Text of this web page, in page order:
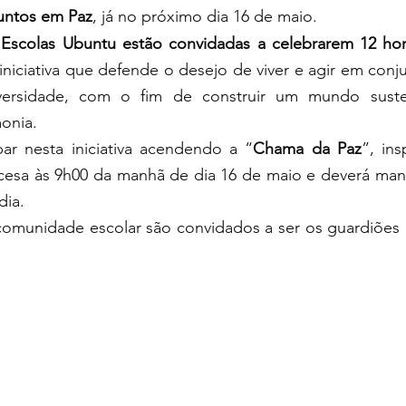
em Paz, já no próximo dia 16 de maio.
Escolas Ubuntu estão convidadas a celebrarem 12
que defende o desejo de viver e agir em
com o fim de construir um mundo
nesta iniciativa acendendo a “Chama da Paz”,
às 9h00 da manhã de dia 16 de maio e deverá
escolar são convidados a ser os guardiões